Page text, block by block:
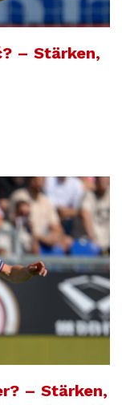
– Stärken,
– Stärken,